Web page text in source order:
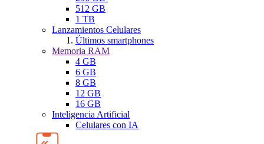
512 GB
1 TB
Lanzamientos Celulares
Últimos smartphones
Memoria RAM
4 GB
6 GB
8 GB
12 GB
16 GB
Inteligencia Artificial
Celulares con IA